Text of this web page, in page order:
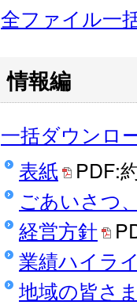
全ファイル一
情報編
一括ダウンロ
表紙
PDF:
ごあいさつ
経営方針
業績ハイラ
地域の皆さ